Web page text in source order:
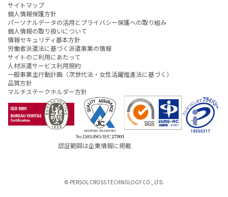
サイトマップ
個人情報保護方針
パーソナルデータの活用とプライバシー保護への取り組み
個人情報の取り扱いについて
情報セキュリティ基本方針
労働者派遣法に基づく派遣事業の情報
サイトのご利用にあたって
人材派遣サービス利用規約
一般事業主行動計画（次世代法・女性活躍推進法に基づく）
品質方針
マルチステークホルダー方針
認証範囲は企業情報に掲載
© PERSOL CROSS TECHNOLOGY CO., LTD.